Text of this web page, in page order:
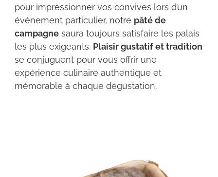
pour impressionner vos convives lors d’un
événement particulier, notre pâté de
campagnesaura toujours satisfaire les palais
les plus exigeants. Plaisir gustatif et tradition
se conjuguent pour vous offrir une
expérience culinaire authentique et
mémorable à chaque dégustation.